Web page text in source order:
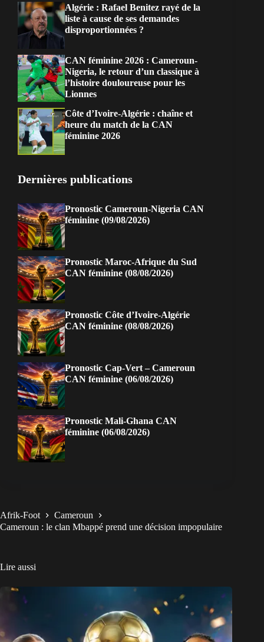
Algérie : Rafael Benitez rayé de la
liste à cause de ses demandes
disproportionnées ?
CAN féminine 2026 : Cameroun-
Nigeria, le retour d’un classique à
l’histoire douloureuse pour les
Lionnes
Côte d’Ivoire-Algérie : chaîne et
heure du match de la CAN
féminine 2026
Dernières publications
Pronostic Cameroun-Nigeria CAN
féminine (09/08/2026)
Pronostic Maroc-Afrique du Sud
CAN féminine (08/08/2026)
Pronostic Côte d’Ivoire-Algérie
CAN féminine (08/08/2026)
Pronostic Cap-Vert – Cameroun
CAN féminine (06/08/2026)
Pronostic Mali-Ghana CAN
féminine (06/08/2026)
Afrik-Foot
Cameroun
Cameroun : le clan Mbappé prend une décision impopulaire
Lire aussi